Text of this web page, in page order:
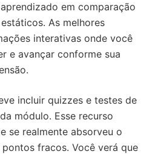
em comparação
As melhores
interativas onde você
e avançar conforme sua
incluir quizzes e testes de
módulo. Esse recurso
se realmente absorveu o
fracos. Você verá que